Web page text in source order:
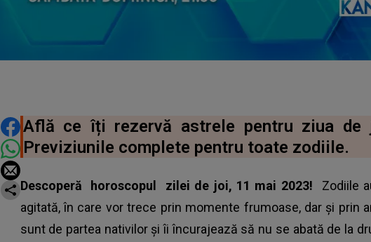
DISTRIBUIE ARTICOLUL
Află ce îți rezervă astrele pentru ziua de
Previziunile complete pentru toate zodiile.
Descoperă horoscopul zilei de joi, 11 mai 2023!
Zodiile
agitată, în care vor trece prin momente frumoase, dar și prin
sunt de partea nativilor și îi încurajează să nu se abată de la